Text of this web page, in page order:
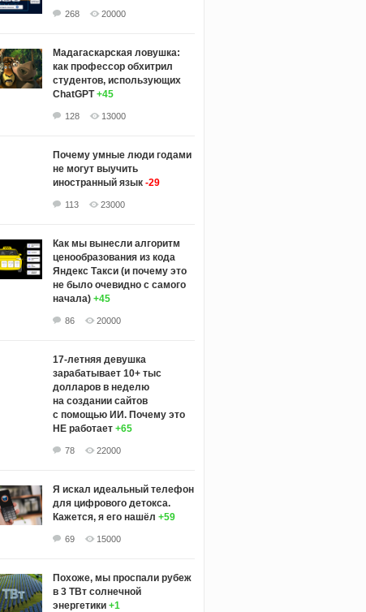
268 20000
Мадагаскарская ловушка:
как профессор обхитрил
студентов, использующих
ChatGPT +45
128 13000
Почему умные люди годами
не могут выучить
иностранный язык -29
113 23000
Как мы вынесли алгоритм
ценообразования из кода
Яндекс Такси (и почему это
не было очевидно с самого
начала) +45
86 20000
17-летняя девушка
зарабатывает 10+ тыс
долларов в неделю
на создании сайтов
с помощью ИИ. Почему это
НЕ работает +65
78 22000
Я искал идеальный телефон
для цифрового детокса.
Кажется, я его нашёл +59
69 15000
Похоже, мы проспали рубеж
в 3 ТВт солнечной
энергетики +1